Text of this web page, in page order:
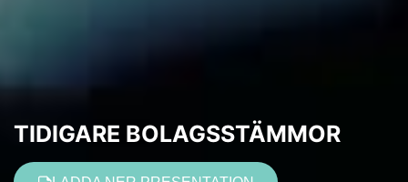
TIDIGARE BOLAGSSTÄMMOR